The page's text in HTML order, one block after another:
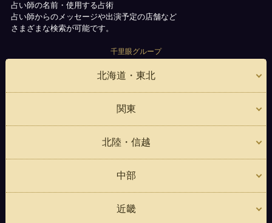
占い師の名前・使用する占術
占い師からのメッセージや出演予定の店舗など
さまざまな検索が可能です。
千里眼グループ
北海道・東北
関東
北陸・信越
中部
近畿